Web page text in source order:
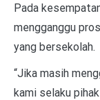
Pada
mengganggu
yang bersekolah.
“Jika masih
kami selaku